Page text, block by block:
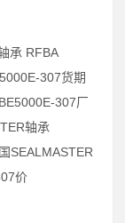
承 RFBA
307货期
307厂
轴承
SEALMASTER
价